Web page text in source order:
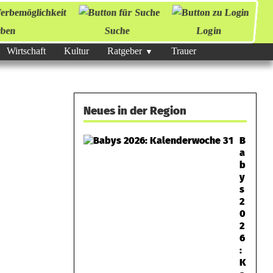
Suche
Login
Wirtschaft Kultur Ratgeber Trauer
Neues in der Region
B
a
b
y
s
2
0
2
6
:
K